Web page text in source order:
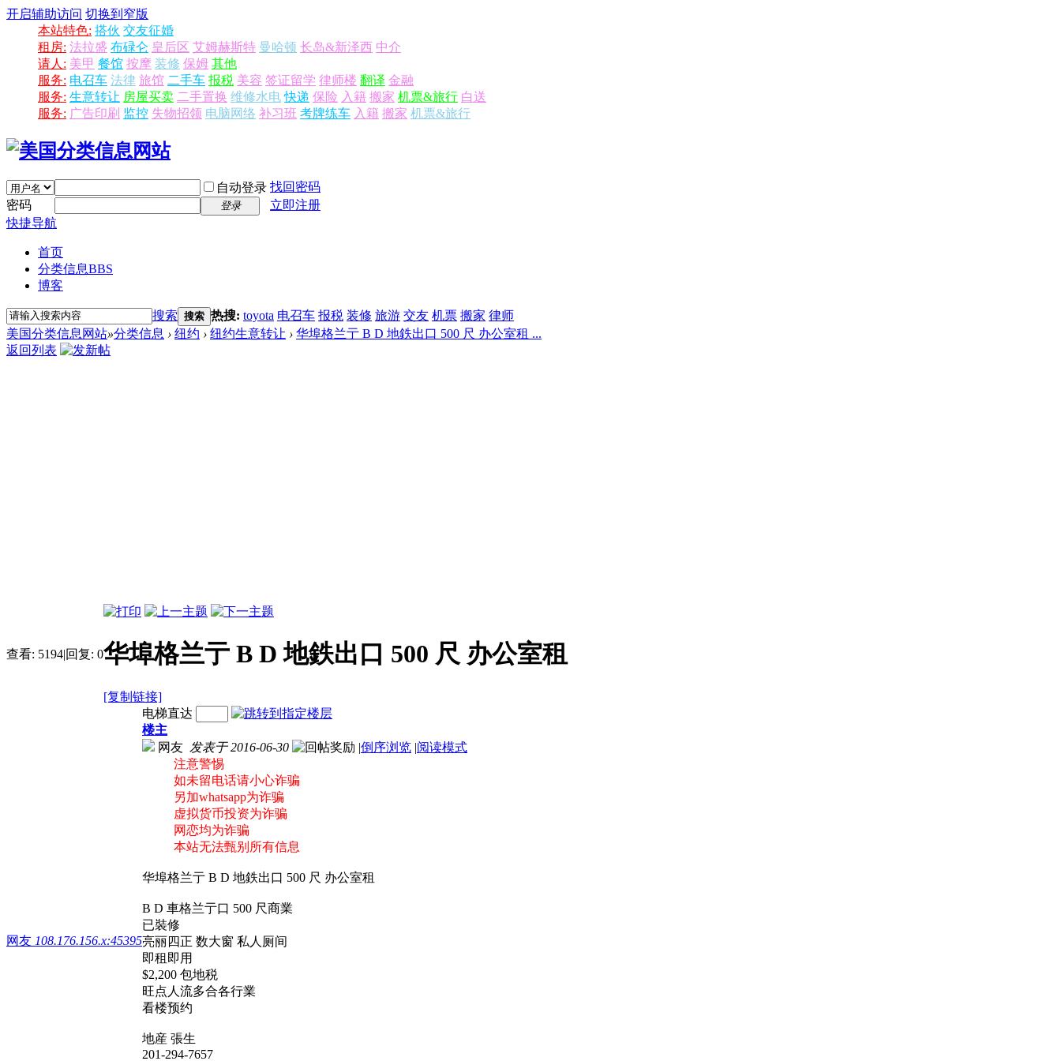
开启辅助访问 切换到窄版
本站特色: 搭伙 交友征婚
租房: 法拉盛 布碌仑 皇后区 艾姆赫斯特 曼哈顿 长岛&新泽西 中介
请人: 美甲 餐馆 按摩 装修 保姆 其他
服务: 电召车 法律 旅馆 二手车 报税 美容 签证留学 律师楼 翻译 金融
服务: 生意转让 房屋买卖 二手置换 维修水电 快递 保险 入籍 搬家 机票&旅行 白送
服务: 广告印刷 监控 失物招领 电脑网络 补习班 考牌练车 入籍 搬家 机票&旅行
自动登录 找回密码
密码
登录
立即注册
快捷导航
首页
分类信息BBS
博客
搜索 搜索 热搜: toyota 电召车 报税 装修 旅游 交友 机票 搬家 律师
美国分类信息网站»分类信息 › 纽约 › 纽约生意转让 › 华埠格兰亍 B D 地鉄出口 500 尺 办公室租 ...
返回列表
查看: 5194|回复: 0华埠格兰亍 B D 地鉄出口 500 尺 办公室租
[复制链接]
网友 108.176.156.x:45395
电梯直达
楼主
网友 发表于 2016-06-30 |倒序浏览 |阅读模式
注意警惕
如未留电话请小心诈骗
另加whatsapp为诈骗
虚拟货币投资为诈骗
网恋均为诈骗
本站无法甄别所有信息
华埠格兰亍 B D 地鉄出口 500 尺 办公室租
B D 車格兰亍口 500 尺商業
已裝修
亮丽四正 数大窗 私人厕间
即租即用
$2,200 包地税
旺点人流多合各行業
看楼预约
地産 張生
201-294-7657